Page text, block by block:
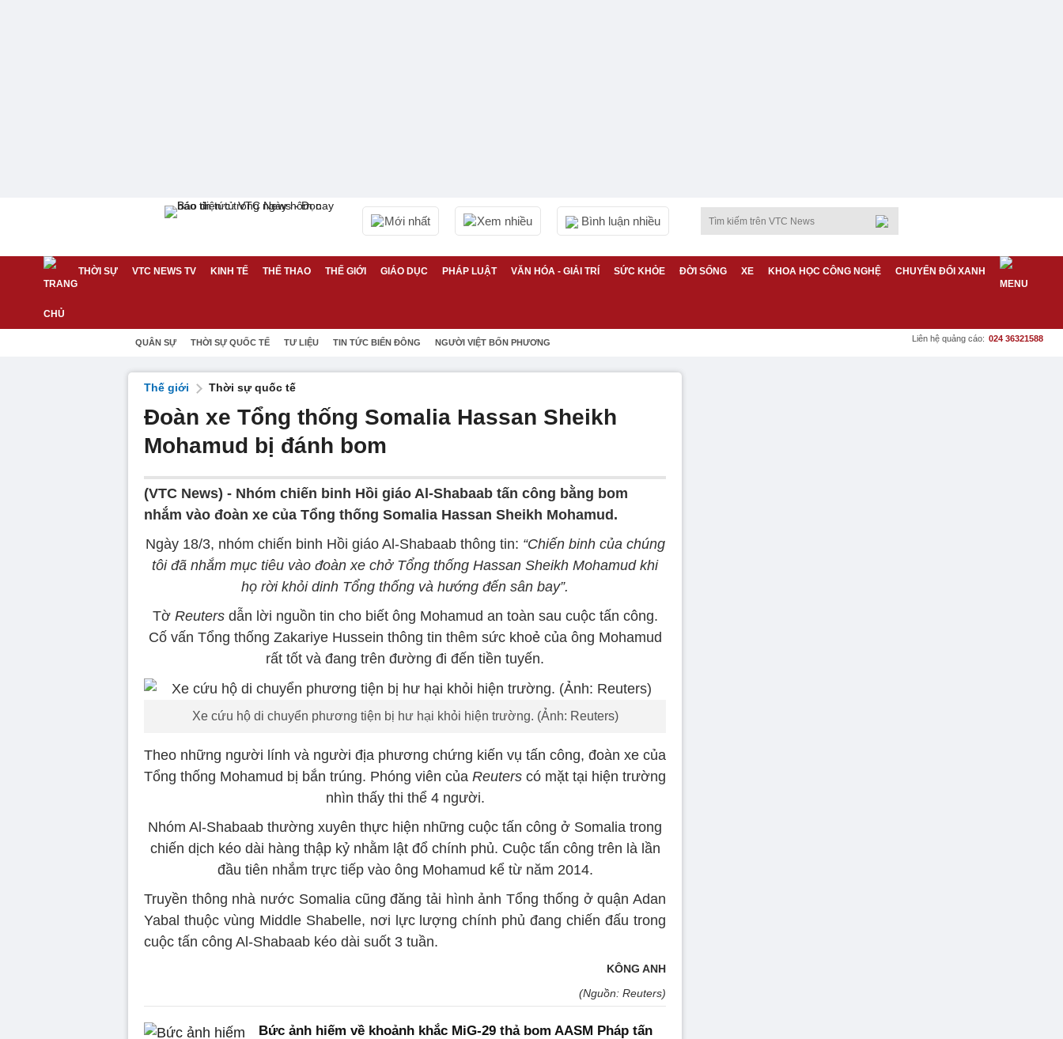
Mới nhất Xem nhiều Bình luận nhiều
THỜI SỰ VTC NEWS TV KINH TẾ THỂ THAO THẾ GIỚI GIÁO DỤC PHÁP LUẬT VĂN HÓA - GIẢI TRÍ SỨC KHỎE ĐỜI SỐNG XE KHOA HỌC CÔNG NGHỆ CHUYỂN ĐỔI XANH
QUÂN SỰ THỜI SỰ QUỐC TẾ TƯ LIỆU TIN TỨC BIỂN ĐÔNG NGƯỜI VIỆT BỐN PHƯƠNG Liên hệ quảng cáo: 024 36321588
Thế giới Thời sự quốc tế
Đoàn xe Tổng thống Somalia Hassan Sheikh
Mohamud bị đánh bom
(VTC News) - Nhóm chiến binh Hồi giáo Al-Shabaab tấn công bằng bom
nhắm vào đoàn xe của Tổng thống Somalia Hassan Sheikh Mohamud.
Ngày 18/3, nhóm chiến binh Hồi giáo Al-Shabaab thông tin: “Chiến binh của chúng
tôi đã nhắm mục tiêu vào đoàn xe chở Tổng thống Hassan Sheikh Mohamud khi
họ rời khỏi dinh Tổng thống và hướng đến sân bay”.
Tờ Reutersdẫn lời nguồn tin cho biết ông Mohamud an toàn sau cuộc tấn công.
Cố vấn Tổng thống Zakariye Hussein thông tin thêm sức khoẻ của ông Mohamud
rất tốt và đang trên đường đi đến tiền tuyến.
Xe cứu hộ di chuyển phương tiện bị hư hại khỏi hiện trường. (Ảnh: Reuters)
Theo những người lính và người địa phương chứng kiến vụ tấn công, đoàn xe của
Tổng thống Mohamud bị bắn trúng. Phóng viên của Reuters có mặt tại hiện trường
nhìn thấy thi thể 4 người.
Nhóm Al-Shabaab thường xuyên thực hiện những cuộc tấn công ở Somalia trong
chiến dịch kéo dài hàng thập kỷ nhằm lật đổ chính phủ. Cuộc tấn công trên là lần
đầu tiên nhắm trực tiếp vào ông Mohamud kể từ năm 2014.
Truyền thông nhà nước Somalia cũng đăng tải hình ảnh Tổng thống ở quận Adan
Yabal thuộc vùng Middle Shabelle, nơi lực lượng chính phủ đang chiến đấu trong
cuộc tấn công Al-Shabaab kéo dài suốt 3 tuần.
KÔNG ANH
(Nguồn: Reuters)
Bức ảnh hiếm về khoảnh khắc MiG-29 thả bom AASM Pháp tấn